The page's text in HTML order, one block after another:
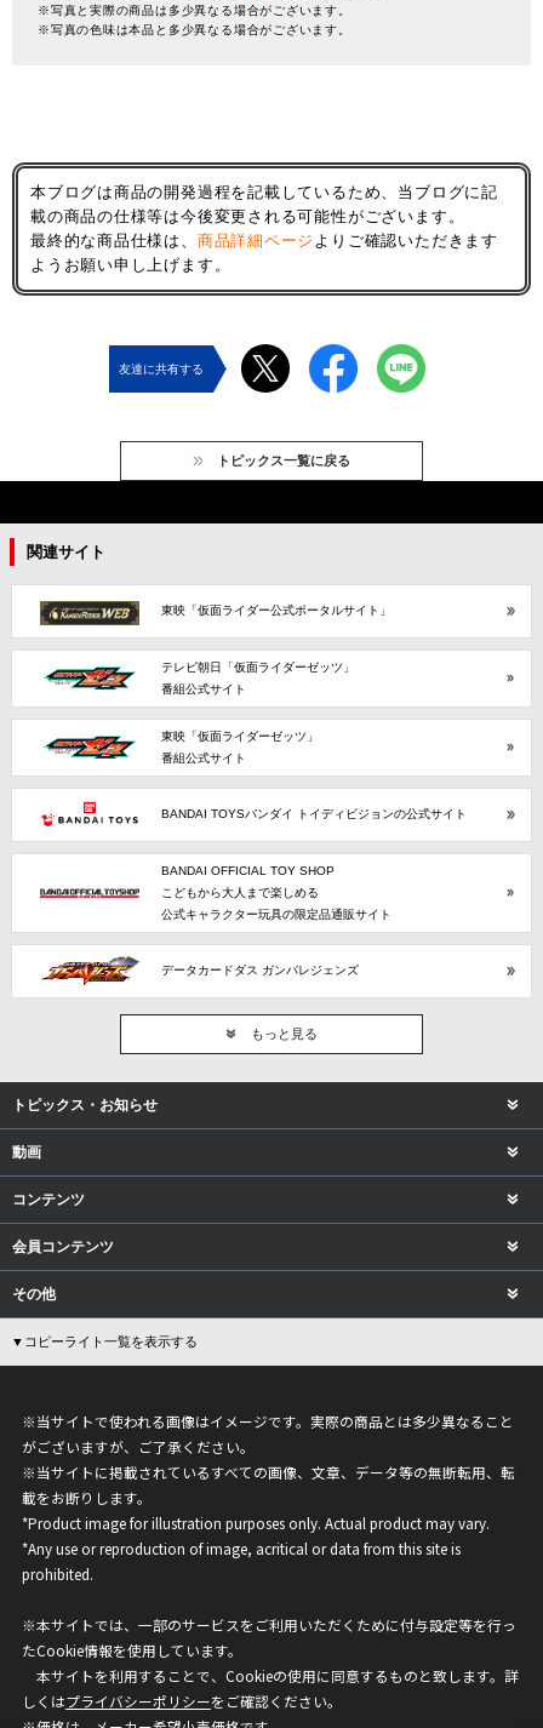
※写真と実際の商品は多少異なる場合がございます。
※写真の色味は本品と多少異なる場合がございます。
本ブログは商品の開発過程を記載しているため、当ブログに記
載の商品の仕様等は今後変更される可能性がございます。
最終的な商品仕様は、 商品詳細ページ よりご確認いただきます
ようお願い申し上げます。
友達に共有する
トピックス一覧に戻る
関連サイト
東映「仮面ライダー公式ポータルサイト」
テレビ朝日「仮面ライダーゼッツ」
番組公式サイト
東映「仮面ライダーゼッツ」
番組公式サイト
BANDAI TOYSバンダイ トイディビジョンの公式サイト
BANDAI OFFICIAL TOY SHOP
こどもから大人まで楽しめる
公式キャラクター玩具の限定品通販サイト
データカードダス ガンバレジェンズ
もっと見る
トピックス・お知らせ
動画
コンテンツ
会員コンテンツ
その他
▼コピーライト一覧を表示する
※当サイトで使われる画像はイメージです。実際の商品とは多少異なること
がございますが、ご了承ください。
※当サイトに掲載されているすべての画像、文章、データ等の無断転用、転
載をお断りします。
*Product image for illustration purposes only. Actual product may vary.
*Any use or reproduction of image, acritical or data from this site is
prohibited.
※本サイトでは、一部のサービスをご利用いただくために付与設定等を行っ
たCookie情報を使用しています。
本サイトを利用することで、Cookieの使用に同意するものと致します。詳
しくはプライバシーポリシーをご確認ください。